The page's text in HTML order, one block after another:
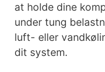
at holde dine
under tung
luft- eller
dit system.